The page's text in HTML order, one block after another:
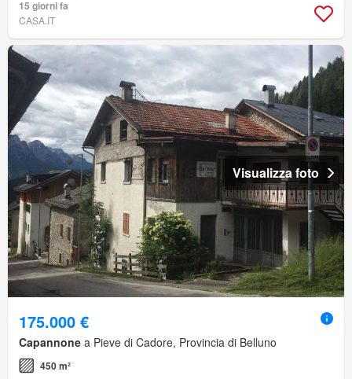
15 giorni fa
CASA.IT
Visualizza foto
175.000 €
Capannone a Pieve di Cadore, Provincia di Belluno
450 m²